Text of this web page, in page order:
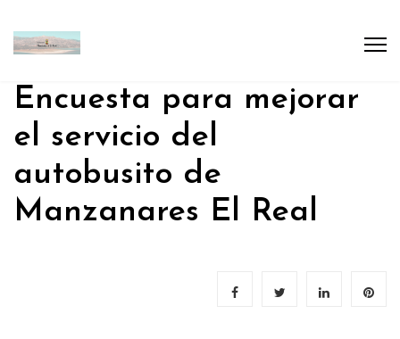
Encuesta para mejorar
el servicio del
autobusito de
Manzanares El Real